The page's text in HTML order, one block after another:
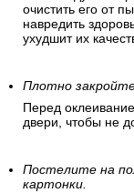
очистить его от
навредить
ухудшит их
Плотно
Перед
двери, чтобы не
Постелите на
картонки.